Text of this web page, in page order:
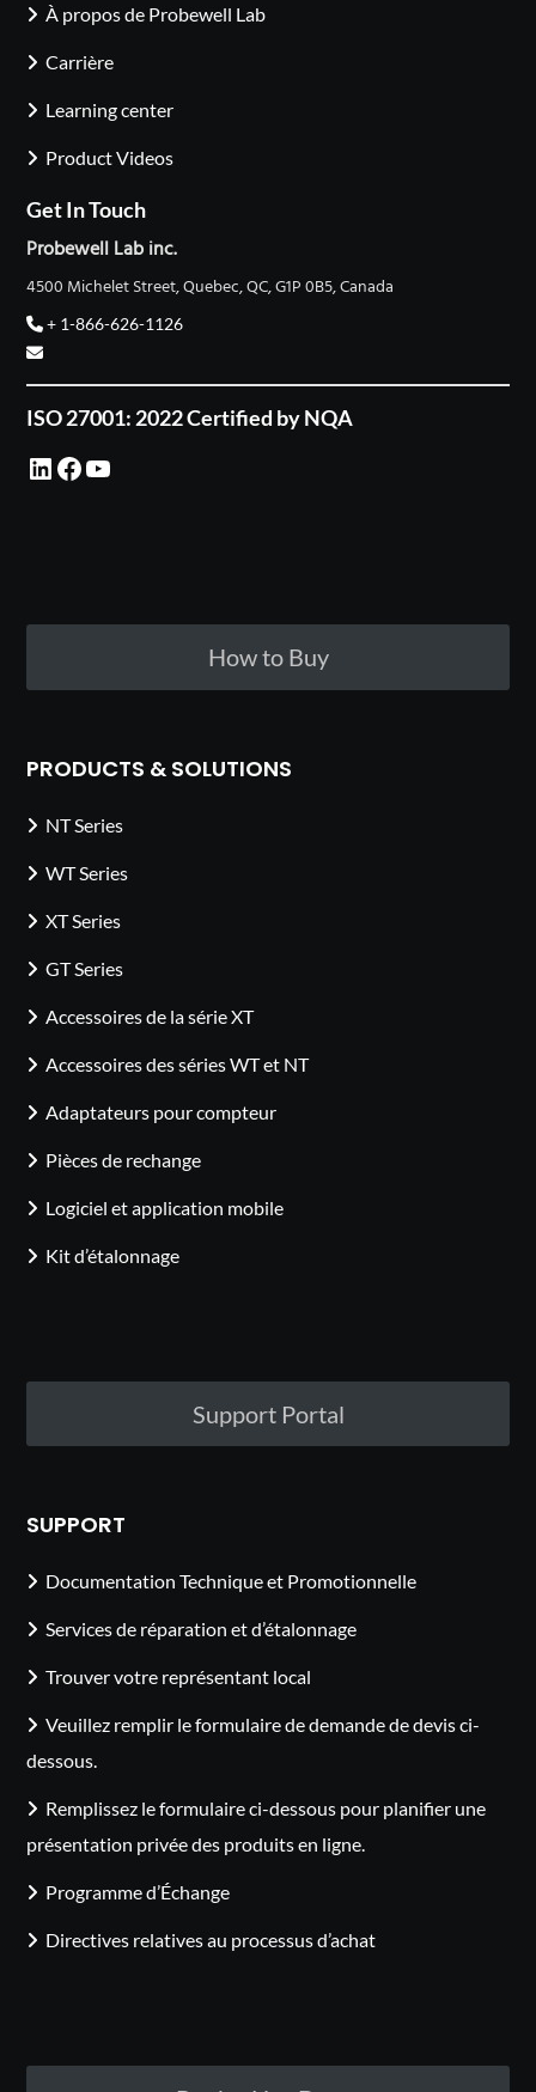
À propos de Probewell Lab
Carrière
Learning center
Product Videos
Get In Touch
Probewell Lab inc.
4500 Michelet Street, Quebec, QC, G1P 0B5, Canada
+ 1-866-626-1126
ISO 27001: 2022 Certified by NQA
LinkedIn Facebook YouTube
How to Buy
PRODUCTS & SOLUTIONS
NT Series
WT Series
XT Series
GT Series
Accessoires de la série XT
Accessoires des séries WT et NT
Adaptateurs pour compteur
Pièces de rechange
Logiciel et application mobile
Kit d’étalonnage
Support Portal
SUPPORT
Documentation Technique et Promotionnelle
Services de réparation et d’étalonnage
Trouver votre représentant local
Veuillez remplir le formulaire de demande de devis ci-
dessous.
Remplissez le formulaire ci-dessous pour planifier une
présentation privée des produits en ligne.
Programme d’Échange
Directives relatives au processus d’achat